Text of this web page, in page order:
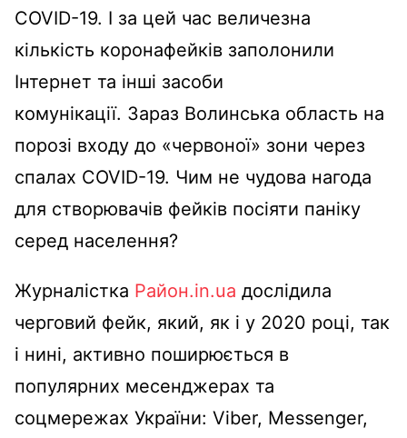
COVID-19. І за цей час величезна
кількість коронафейків заполонили
Інтернет та інші засоби
комунікації. Зараз Волинська область на
порозі входу до «червоної» зони через
спалах COVID-19. Чим не чудова нагода
для створювачів фейків посіяти паніку
серед населення?
Журналістка Район.in.ua дослідила
черговий фейк, який, як і у 2020 році, так
і нині, активно поширюється в
популярних месенджерах та
соцмережах України: Viber, Messenger,